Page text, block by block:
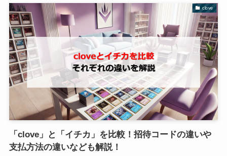
clove
「clove」と「イチカ」を比較！招待コードの違いや
支払方法の違いなども解説！